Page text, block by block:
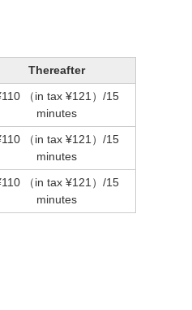
Thereafter
（in tax ¥121） /15
minutes
（in tax ¥121） /15
minutes
（in tax ¥121） /15
minutes